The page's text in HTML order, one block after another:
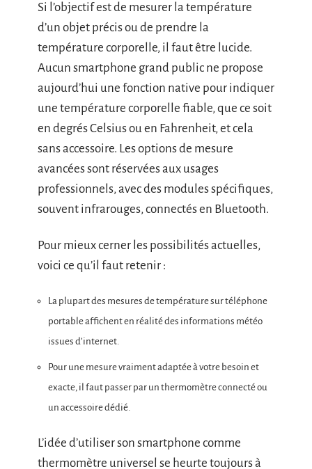
Si l’objectif est de mesurer la température
d’un objet précis ou de prendre la
température corporelle, il faut être lucide.
Aucun smartphone grand public ne propose
aujourd’hui une fonction native pour indiquer
une température corporelle fiable, que ce soit
en degrés Celsius ou en Fahrenheit, et cela
sans accessoire. Les options de mesure
avancées sont réservées aux usages
professionnels, avec des modules spécifiques,
souvent infrarouges, connectés en Bluetooth.
Pour mieux cerner les possibilités actuelles,
voici ce qu’il faut retenir :
La plupart des mesures de température sur téléphone
portable affichent en réalité des informations météo
issues d’internet.
Pour une mesure vraiment adaptée à votre besoin et
exacte, il faut passer par un thermomètre connecté ou
un accessoire dédié.
L’idée d’utiliser son smartphone comme
thermomètre universel se heurte toujours à